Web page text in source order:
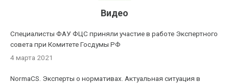
Видео
Специалисты ФАУ ФЦС приняли участие в работе Экспертного
совета при Комитете Госдумы РФ
4 марта 2021
NormaCS. Эксперты о нормативах. Актуальная ситуация в